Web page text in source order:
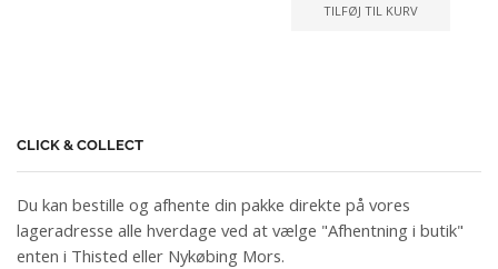
TILFØJ TIL KURV
CLICK & COLLECT
Du kan bestille og afhente din pakke direkte på vores
lageradresse alle hverdage ved at vælge "Afhentning i butik"
enten i Thisted eller Nykøbing Mors.